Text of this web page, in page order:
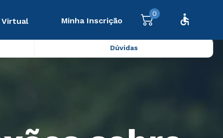
Virtual Minha Inscrição
0
Dúvidas